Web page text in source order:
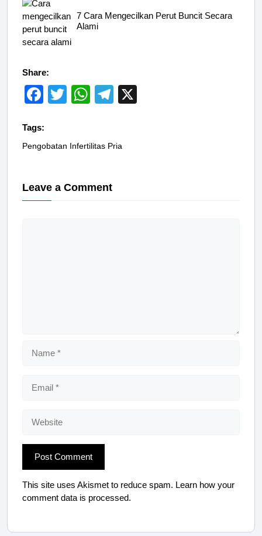
7 Cara Mengecilkan Perut Buncit Secara
Alami
Share:
F
c
e
o
o
T
er
W
s
p
T
gr
Tags:
Pengobatan Infertilitas Pria
Leave a Comment
This site uses Akismet to reduce spam. Learn how your
comment data is processed.